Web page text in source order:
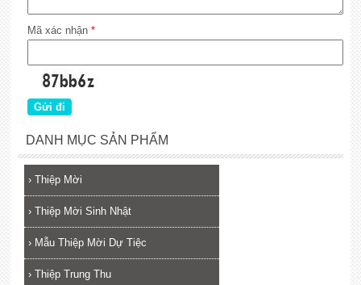
Mã xác nhận *
DANH MỤC SẢN PHẨM
› Thiệp Mời
› Thiệp Mời Sinh Nhật
› Mẫu Thiệp Mời Dự Tiệc
› Thiệp Trung Thu